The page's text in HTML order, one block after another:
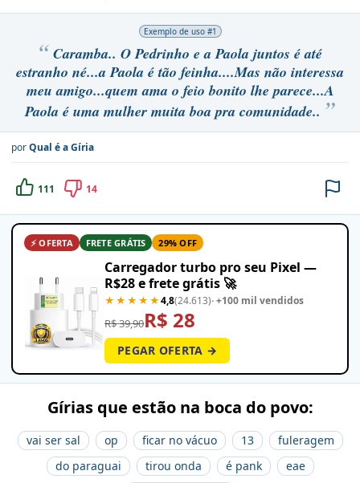
Exemplo de uso #1
Caramba.. O Pedrinho e a Paola juntos é até
estranho né...a Paola é tão feinha....Mas não interessa
meu amigo...quem ama o feio bonito lhe parece...A
Paola é uma mulher muita boa pra comunidade..
porQual é a Gíria
111 14
⚡ OFERTA FRETE GRÁTIS 29% OFF
Carregador turbo pro seu Pixel —
R$28 e frete grátis 🚀
★★★★★4,8(24.613)· +100 mil vendidos
R$ 39,90R$ 28
PEGAR OFERTA →
Gírias que estão na boca do povo:
vai ser sal op ficar no vácuo 13
fuleragem
do paraguai
tirou onda é pank
eae